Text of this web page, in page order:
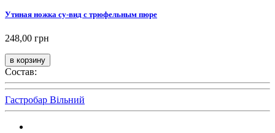
Утиная ножка су-вид с трюфельным пюре
248,00 грн
Состав:
Гастробар Вільний